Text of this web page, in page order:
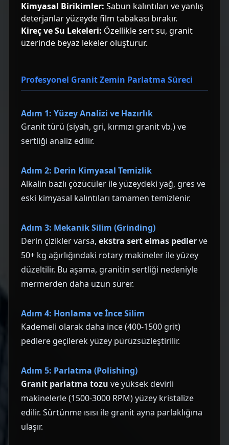
Kimyasal Birikimler: Sabun kalıntıları ve yanlış
deterjanlar yüzeyde film tabakası bırakır.
Kireç ve Su Lekeleri: Özellikle sert su, granit
üzerinde beyaz lekeler oluşturur.
Profesyonel Granit Zemin Parlatma Süreci
Adım 1: Yüzey Analizi ve Hazırlık
Granit türü (siyah, gri, kırmızı granit vb.) ve
sertliği analiz edilir.
Adım 2: Derin Kimyasal Temizlik
Alkalin bazlı çözücüler ile yüzeydeki yağ, gres ve
eski kimyasal kalıntıları tamamen temizlenir.
Adım 3: Mekanik Silim (Grinding)
Derin çizikler varsa, ekstra sert elmas pedlerve
50+ kg ağırlığındaki rotary makineler ile yüzey
düzeltilir. Bu aşama, granitin sertliği nedeniyle
mermerden daha uzun sürer.
Adım 4: Honlama ve İnce Silim
Kademeli olarak daha ince (400-1500 grit)
pedlere geçilerek yüzey pürüzsüzleştirilir.
Adım 5: Parlatma (Polishing)
Granit parlatma tozu ve yüksek devirli
makinelerle (1500-3000 RPM) yüzey kristalize
edilir. Sürtünme ısısı ile granit ayna parlaklığına
ulaşır.